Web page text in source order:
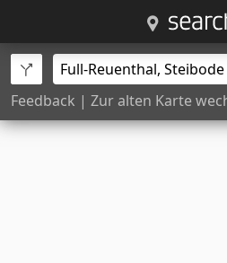
Feedback | Zur alten Karte